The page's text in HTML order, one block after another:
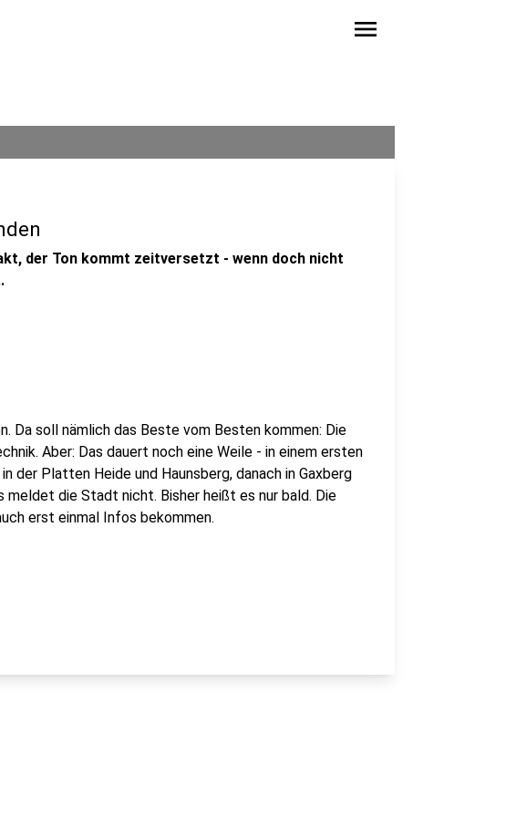
menu
der Ton kommt zeitversetzt - wenn doch nicht
Da soll nämlich das Beste vom Besten kommen: Die
Aber: Das dauert noch eine Weile - in einem ersten
der Platten Heide und Haunsberg, danach in Gaxberg
meldet die Stadt nicht. Bisher heißt es nur bald. Die
erst einmal Infos bekommen.